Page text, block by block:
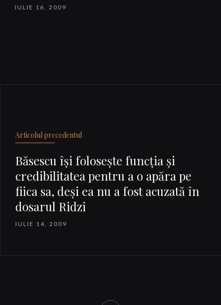
IULIE 16, 2009
Articolul precedentul
Băsescu îşi foloseşte funcţia şi
credibilitatea pentru a o apăra pe
fiica sa, deşi ea nu a fost acuzată în
dosarul Ridzi
IULIE 14, 2009